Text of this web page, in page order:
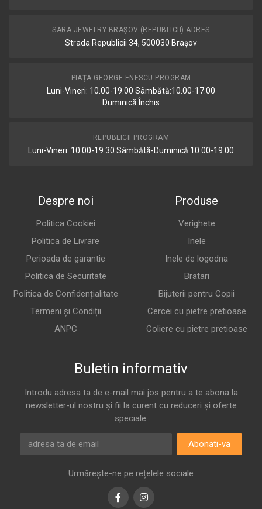
SARA JEWELRY BRAȘOV (REPUBLICII) ADRES
Strada Republicii 34, 500030 Brașov
PIAȚA GEORGE ENESCU PROGRAM
Luni-Vineri: 10.00-19.00 Sâmbătă:10.00-17.00
Duminică:Închis
REPUBLICII PROGRAM
Luni-Vineri: 10.00-19.30 Sâmbătă-Duminică:10.00-19.00
Despre noi
Politica Cookiei
Politica de Livrare
Perioada de garantie
Politica de Securitate
Politica de Confidențialitate
Termeni și Condiții
ANPC
Produse
Verighete
Inele
Inele de logodna
Bratari
Bijuterii pentru Copii
Cercei cu pietre pretioase
Coliere cu pietre pretioase
Buletin informativ
Introdu adresa ta de e-mail mai jos pentru a te abona la
newsletter-ul nostru și fii la curent cu reduceri și oferte
speciale.
Abonati-va
Urmărește-ne pe rețelele sociale
FacebookInstagram